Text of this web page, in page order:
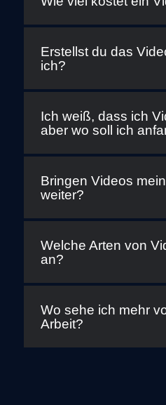
Erstellst du das
ich?
Ich weiß, dass ich
aber wo soll ich
Bringen Videos
weiter?
Welche Arten von
an?
Wo sehe ich mehr
Arbeit?